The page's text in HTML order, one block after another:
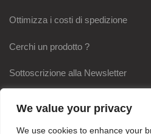
We value your privacy
We use cookies to enhance your
Ottimizza i costi di spedizione
Cerchi un prodotto ?
Sottoscrizione alla Newsletter